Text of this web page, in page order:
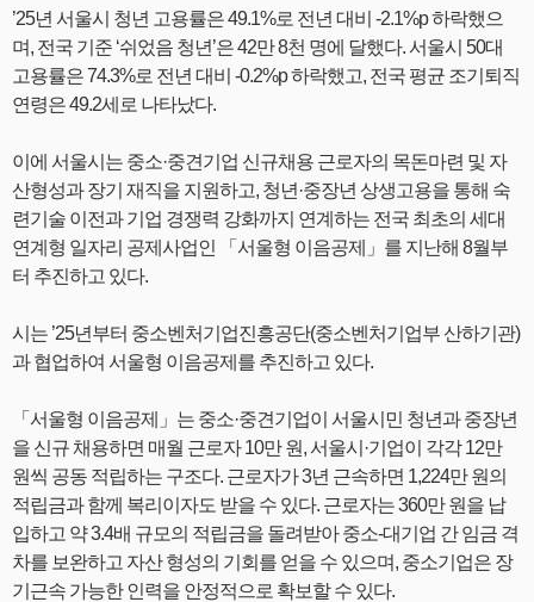
’25년 서울시 청년 고용률은 49.1%로 전년 대비 -2.1%p 하락했으
며, 전국 기준 ‘쉬었음 청년’은 42만 8천 명에 달했다. 서울시 50대
고용률은 74.3%로 전년 대비 -0.2%p 하락했고, 전국 평균 조기퇴직
연령은 49.2세로 나타났다.
이에 서울시는 중소·중견기업 신규채용 근로자의 목돈마련 및 자
산형성과 장기 재직을 지원하고, 청년·중장년 상생고용을 통해 숙
련기술 이전과 기업 경쟁력 강화까지 연계하는 전국 최초의 세대
연계형 일자리 공제사업인 「서울형 이음공제」를 지난해 8월부
터 추진하고 있다.
시는 ’25년부터 중소벤처기업진흥공단(중소벤처기업부 산하기관)
과 협업하여 서울형 이음공제를 추진하고 있다.
「서울형 이음공제」는 중소·중견기업이 서울시민 청년과 중장년
을 신규 채용하면 매월 근로자 10만 원, 서울시·기업이 각각 12만
원씩 공동 적립하는 구조다. 근로자가 3년 근속하면 1,224만 원의
적립금과 함께 복리이자도 받을 수 있다. 근로자는 360만 원을 납
입하고 약 3.4배 규모의 적립금을 돌려받아 중소-대기업 간 임금 격
차를 보완하고 자산 형성의 기회를 얻을 수 있으며, 중소기업은 장
기근속 가능한 인력을 안정적으로 확보할 수 있다.